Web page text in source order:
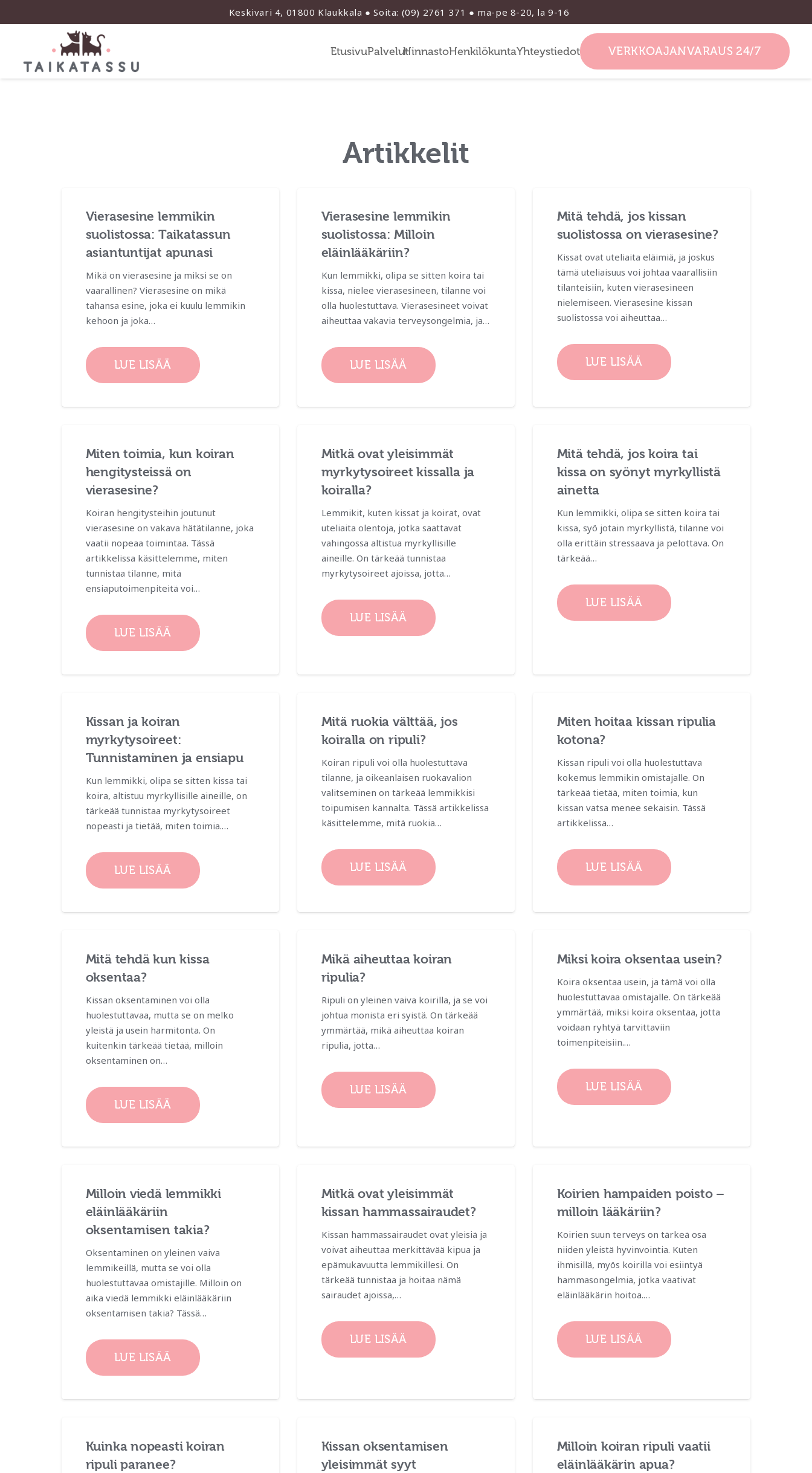
Keskivari 4, 01800 Klaukkala ● Soita: (09) 2761 371 ● ma-pe 8-20, la 9-16
EtusivuPalvelutHinnastoHenkilökuntaYhteystiedot VERKKOAJANVARAUS 24/7
Artikkelit
Vierasesine lemmikin
suolistossa: Taikatassun
asiantuntijat apunasi
Mikä on vierasesine ja miksi se on
vaarallinen? Vierasesine on mikä
tahansa esine, joka ei kuulu lemmikin
kehoon ja joka…
LUE LISÄÄ
Vierasesine lemmikin
suolistossa: Milloin
eläinlääkäriin?
Kun lemmikki, olipa se sitten koira tai
kissa, nielee vierasesineen, tilanne voi
olla huolestuttava. Vierasesineet voivat
aiheuttaa vakavia terveysongelmia, ja…
LUE LISÄÄ
Mitä tehdä, jos kissan
suolistossa on vierasesine?
Kissat ovat uteliaita eläimiä, ja joskus
tämä uteliaisuus voi johtaa vaarallisiin
tilanteisiin, kuten vierasesineen
nielemiseen. Vierasesine kissan
suolistossa voi aiheuttaa…
LUE LISÄÄ
Miten toimia, kun koiran
hengitysteissä on
vierasesine?
Koiran hengitysteihin joutunut
vierasesine on vakava hätätilanne, joka
vaatii nopeaa toimintaa. Tässä
artikkelissa käsittelemme, miten
tunnistaa tilanne, mitä
ensiaputoimenpiteitä voi…
LUE LISÄÄ
Mitkä ovat yleisimmät
myrkytysoireet kissalla ja
koiralla?
Lemmikit, kuten kissat ja koirat, ovat
uteliaita olentoja, jotka saattavat
vahingossa altistua myrkyllisille
aineille. On tärkeää tunnistaa
myrkytysoireet ajoissa, jotta…
LUE LISÄÄ
Mitä tehdä, jos koira tai
kissa on syönyt myrkyllistä
ainetta
Kun lemmikki, olipa se sitten koira tai
kissa, syö jotain myrkyllistä, tilanne voi
olla erittäin stressaava ja pelottava. On
tärkeää…
LUE LISÄÄ
Kissan ja koiran
myrkytysoireet:
Tunnistaminen ja ensiapu
Kun lemmikki, olipa se sitten kissa tai
koira, altistuu myrkyllisille aineille, on
tärkeää tunnistaa myrkytysoireet
nopeasti ja tietää, miten toimia.…
LUE LISÄÄ
Mitä ruokia välttää, jos
koiralla on ripuli?
Koiran ripuli voi olla huolestuttava
tilanne, ja oikeanlaisen ruokavalion
valitseminen on tärkeää lemmikkisi
toipumisen kannalta. Tässä artikkelissa
käsittelemme, mitä ruokia…
LUE LISÄÄ
Miten hoitaa kissan ripulia
kotona?
Kissan ripuli voi olla huolestuttava
kokemus lemmikin omistajalle. On
tärkeää tietää, miten toimia, kun
kissan vatsa menee sekaisin. Tässä
artikkelissa…
LUE LISÄÄ
Mitä tehdä kun kissa
oksentaa?
Kissan oksentaminen voi olla
huolestuttavaa, mutta se on melko
yleistä ja usein harmitonta. On
kuitenkin tärkeää tietää, milloin
oksentaminen on…
LUE LISÄÄ
Mikä aiheuttaa koiran
ripulia?
Ripuli on yleinen vaiva koirilla, ja se voi
johtua monista eri syistä. On tärkeää
ymmärtää, mikä aiheuttaa koiran
ripulia, jotta…
LUE LISÄÄ
Miksi koira oksentaa usein?
Koira oksentaa usein, ja tämä voi olla
huolestuttavaa omistajalle. On tärkeää
ymmärtää, miksi koira oksentaa, jotta
voidaan ryhtyä tarvittaviin
toimenpiteisiin.…
LUE LISÄÄ
Milloin viedä lemmikki
eläinlääkäriin
oksentamisen takia?
Oksentaminen on yleinen vaiva
lemmikeillä, mutta se voi olla
huolestuttavaa omistajille. Milloin on
aika viedä lemmikki eläinlääkäriin
oksentamisen takia? Tässä…
LUE LISÄÄ
Mitkä ovat yleisimmät
kissan hammassairaudet?
Kissan hammassairaudet ovat yleisiä ja
voivat aiheuttaa merkittävää kipua ja
epämukavuutta lemmikillesi. On
tärkeää tunnistaa ja hoitaa nämä
sairaudet ajoissa,…
LUE LISÄÄ
Koirien hampaiden poisto –
milloin lääkäriin?
Koirien suun terveys on tärkeä osa
niiden yleistä hyvinvointia. Kuten
ihmisillä, myös koirilla voi esiintyä
hammasongelmia, jotka vaativat
eläinlääkärin hoitoa.…
LUE LISÄÄ
Kuinka nopeasti koiran
ripuli paranee?
Kissan oksentamisen
yleisimmät syyt
Milloin koiran ripuli vaatii
eläinlääkärin apua?